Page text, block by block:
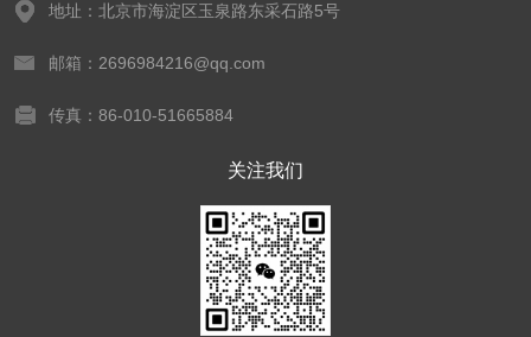
地址：北京市海淀区玉泉路东采石路5号
邮箱：2696984216@qq.com
传真：86-010-51665884
关注我们